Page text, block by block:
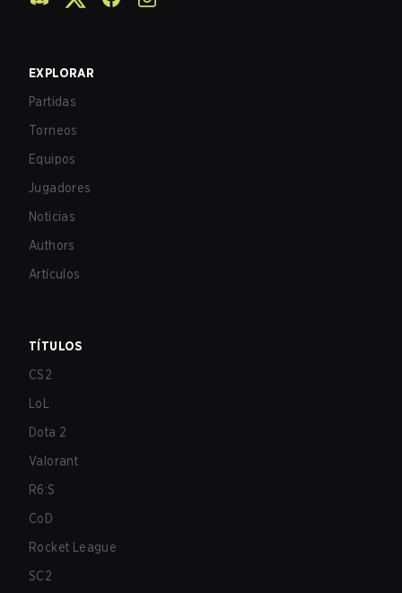
EXPLORAR
Partidas
Torneos
Equipos
Jugadores
Noticias
Authors
Artículos
TÍTULOS
CS2
LoL
Dota 2
Valorant
R6:S
CoD
Rocket League
SC2